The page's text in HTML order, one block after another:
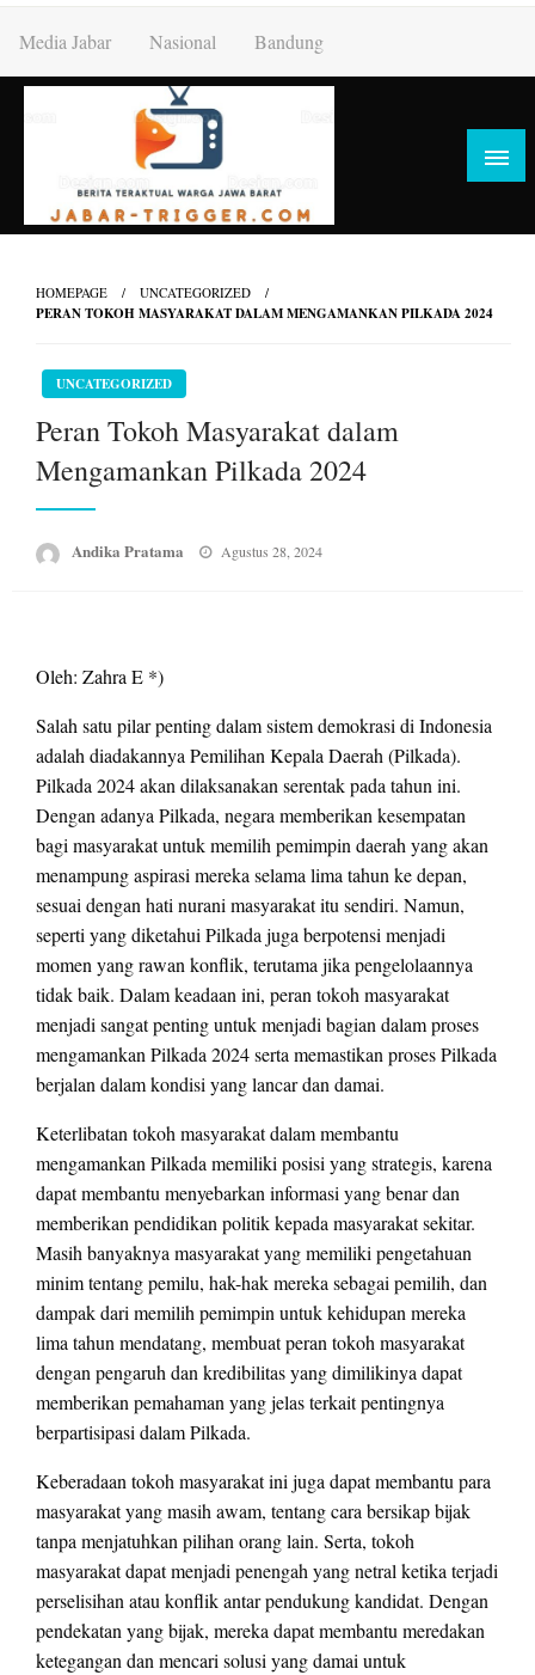
content
Media Jabar Nasional Bandung
HOMEPAGE UNCATEGORIZED
PERAN TOKOH MASYARAKAT DALAM MENGAMANKAN PILKADA 2024
UNCATEGORIZED
Peran Tokoh Masyarakat dalam
Mengamankan Pilkada 2024
Andika Pratama
Posted
Agustus 28, 2024
Oleh: Zahra E *)
Salah satu pilar penting dalam sistem demokrasi di Indonesia
adalah diadakannya Pemilihan Kepala Daerah (Pilkada).
Pilkada 2024 akan dilaksanakan serentak pada tahun ini.
Dengan adanya Pilkada, negara memberikan kesempatan
bagi masyarakat untuk memilih pemimpin daerah yang akan
menampung aspirasi mereka selama lima tahun ke depan,
sesuai dengan hati nurani masyarakat itu sendiri. Namun,
seperti yang diketahui Pilkada juga berpotensi menjadi
momen yang rawan konflik, terutama jika pengelolaannya
tidak baik. Dalam keadaan ini, peran tokoh masyarakat
menjadi sangat penting untuk menjadi bagian dalam proses
mengamankan Pilkada 2024 serta memastikan proses Pilkada
berjalan dalam kondisi yang lancar dan damai.
Keterlibatan tokoh masyarakat dalam membantu
mengamankan Pilkada memiliki posisi yang strategis, karena
dapat membantu menyebarkan informasi yang benar dan
memberikan pendidikan politik kepada masyarakat sekitar.
Masih banyaknya masyarakat yang memiliki pengetahuan
minim tentang pemilu, hak-hak mereka sebagai pemilih, dan
dampak dari memilih pemimpin untuk kehidupan mereka
lima tahun mendatang, membuat peran tokoh masyarakat
dengan pengaruh dan kredibilitas yang dimilikinya dapat
memberikan pemahaman yang jelas terkait pentingnya
berpartisipasi dalam Pilkada.
Keberadaan tokoh masyarakat ini juga dapat membantu para
masyarakat yang masih awam, tentang cara bersikap bijak
tanpa menjatuhkan pilihan orang lain. Serta, tokoh
masyarakat dapat menjadi penengah yang netral ketika terjadi
perselisihan atau konflik antar pendukung kandidat. Dengan
pendekatan yang bijak, mereka dapat membantu meredakan
ketegangan dan mencari solusi yang damai untuk